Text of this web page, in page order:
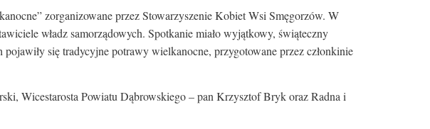
zorganizowane przez Stowarzyszenie Kobiet Wsi Smęgorzów. W
władz samorządowych. Spotkanie miało wyjątkowy, świąteczny
się tradycyjne potrawy wielkanocne, przygotowane przez członkinie
Wicestarosta Powiatu Dąbrowskiego – pan Krzysztof Bryk oraz Radna i